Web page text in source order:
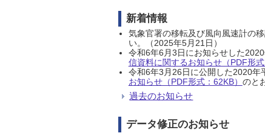
新着情報
気象官署の移転及び風向風速計の
い。（2025年5月21日）
令和6年6月3日にお知らせした
信資料に関するお知らせ（PDF形式
令和6年3月26日に公開した2020年
お知らせ（PDF形式：62KB） のと
過去のお知らせ
データ修正のお知らせ